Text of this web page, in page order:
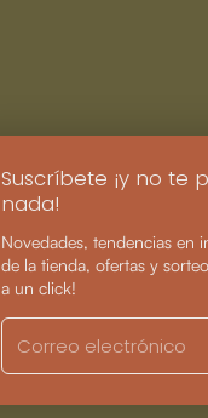
Suscríbete ¡y no te
nada!
Novedades, tendencias en
de la tienda, ofertas y
a un click!